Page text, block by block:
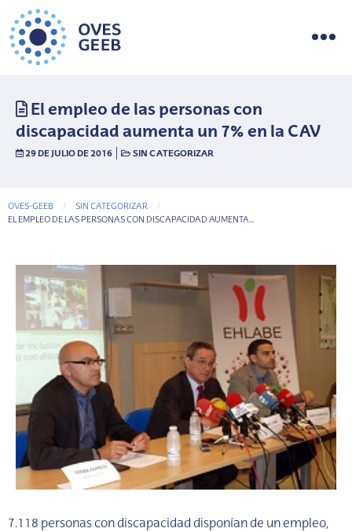
El empleo de las personas con
discapacidad aumenta un 7% en la CAV
29 DE JULIO DE 2016 SIN CATEGORIZAR
OVES-GEEB
SIN CATEGORIZAR
CURRENT-PAGE
EL EMPLEO DE LAS PERSONAS CON DISCAPACIDAD AUMENTA...
7.118 personas con discapacidad disponían de un empleo,